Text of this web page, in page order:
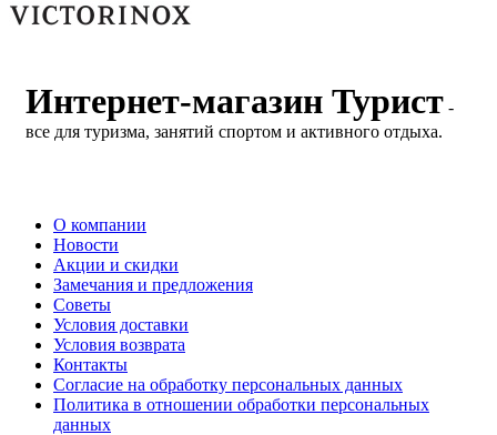
Интернет-магазин Турист -
все для туризма, занятий спортом и активного отдыха.
О компании
Новости
Акции и скидки
Замечания и предложения
Советы
Условия доставки
Условия возврата
Контакты
Согласие на обработку персональных данных
Политика в отношении обработки персональных
данных